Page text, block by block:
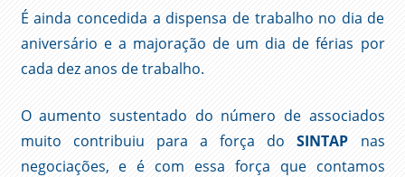
É ainda concedida a dispensa de trabalho no dia de
aniversário e a majoração de um dia de férias por
cada dez anos de trabalho.
O aumento sustentado do número de associados
muito contribuiu para a força doSINTAP nas
negociações, e é com essa força que contamos